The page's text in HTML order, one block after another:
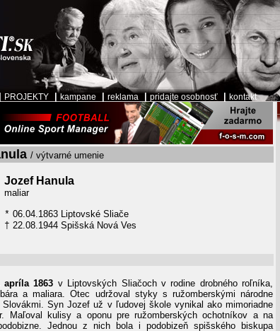
PROJEKTY kampane reklama pridajte osobnosť kontakt
/ výtvarné umenie
Jozef Hanula
maliar
* 06.04.1863 Liptovské Sliače
† 22.08.1944 Spišská Nová Ves
apríla 1863 v Liptovských Sliačoch v rodine drobného roľníka,
a maliara. Otec udržoval styky s ružomberskými národne
Slovákmi. Syn Jozef už v ľudovej škole vynikal ako mimoriadne
Maľoval kulisy a oponu pre ružomberských ochotníkov a na
Jednou z nich bola i podobizeň spišského biskupa